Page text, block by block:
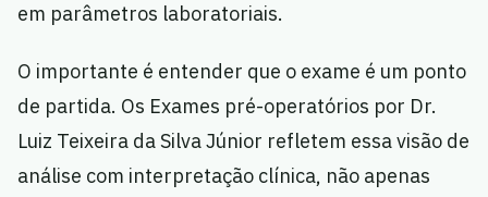
em parâmetros laboratoriais.
O importante é entender que o exame é um ponto
de partida. Os Exames pré-operatórios por Dr.
Luiz Teixeira da Silva Júnior refletem essa visão de
análise com interpretação clínica, não apenas